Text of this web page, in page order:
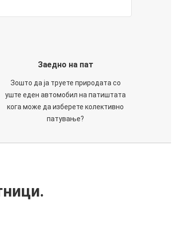
Заедно на пат
Зошто да ја труете природата со
уште еден автомобил на патиштата
кога може да изберете колективно
патување?